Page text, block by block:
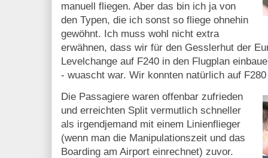
manuell fliegen. Aber das bin ich ja von
den Typen, die ich sonst so fliege ohnehin
gewöhnt. Ich muss wohl nicht extra
erwähnen, dass wir für den Gesslerhut der
Levelchange auf F240 in den Flugplan
- wuascht war. Wir konnten natürlich auf
Die Passagiere waren offenbar zufrieden
und erreichten Split vermutlich schneller
als irgendjemand mit einem Linienflieger
(wenn man die Manipulationszeit und das
Boarding am Airport einrechnet) zuvor.